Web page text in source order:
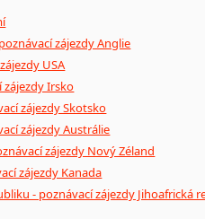
zájezdy Anglie
USA
zájezdy Irsko
zájezdy Skotsko
zájezdy Austrálie
zájezdy Nový Zéland
zájezdy Kanada
- poznávací zájezdy Jihoafrická